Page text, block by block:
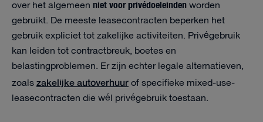
over het algemeen niet voor privédoeleindenworden
gebruikt. De meeste leasecontracten beperken het
gebruik expliciet tot zakelijke activiteiten. Privégebruik
kan leiden tot contractbreuk, boetes en
belastingproblemen. Er zijn echter legale alternatieven,
zoalszakelijke autoverhuurof specifieke mixed-use-
leasecontracten die wél privégebruik toestaan.